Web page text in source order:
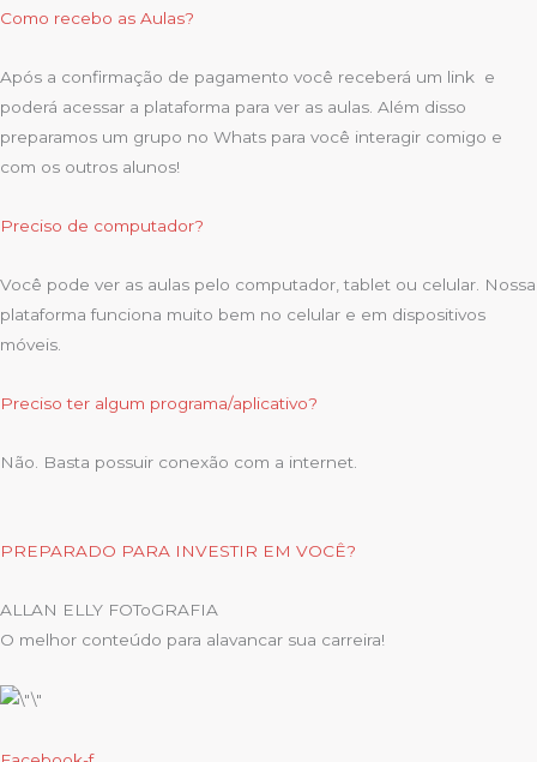
Como recebo as Aulas?
Após a confirmação de pagamento você receberá um link e
poderá acessar a plataforma para ver as aulas. Além disso
preparamos um grupo no Whats para você interagir comigo e
com os outros alunos!
Preciso de computador?
Você pode ver as aulas pelo computador, tablet ou celular. Nossa
plataforma funciona muito bem no celular e em dispositivos
móveis.
Preciso ter algum programa/aplicativo?
Não. Basta possuir conexão com a internet.
PREPARADO PARA INVESTIR EM VOCÊ?
ALLAN ELLY FOToGRAFIA
O melhor conteúdo para alavancar sua carreira!